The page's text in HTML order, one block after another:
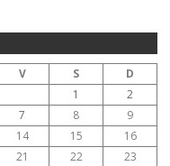
V S
D
1
2
7 8
9
14 15
16
21 22 23